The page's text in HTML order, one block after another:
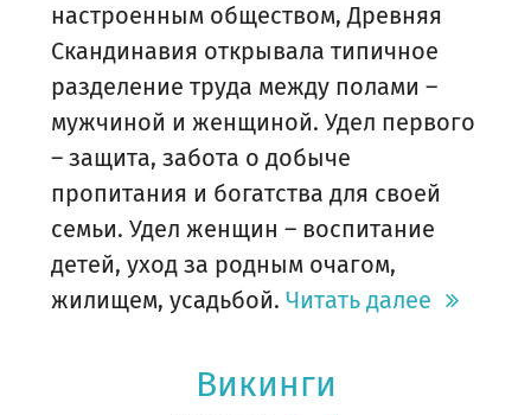
настроенным обществом, Древняя
Скандинавия открывала типичное
разделение труда между полами –
мужчиной и женщиной. Удел первого
– защита, забота о добыче
пропитания и богатства для своей
семьи. Удел женщин – воспитание
детей, уход за родным очагом,
жилищем, усадьбой. Читать далее
Викинги